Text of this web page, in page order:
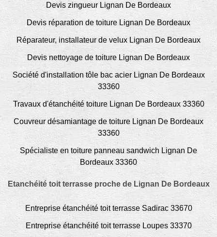
Devis zingueur Lignan De Bordeaux
Devis réparation de toiture Lignan De Bordeaux
Réparateur, installateur de velux Lignan De Bordeaux
Devis nettoyage de toiture Lignan De Bordeaux
Société d'installation tôle bac acier Lignan De Bordeaux
33360
Travaux d'étanchéité toiture Lignan De Bordeaux 33360
Couvreur désamiantage de toiture Lignan De Bordeaux
33360
Spécialiste en toiture panneau sandwich Lignan De
Bordeaux 33360
Etanchéité toit terrasse proche de Lignan De Bordeaux
Entreprise étanchéité toit terrasse Sadirac 33670
Entreprise étanchéité toit terrasse Loupes 33370